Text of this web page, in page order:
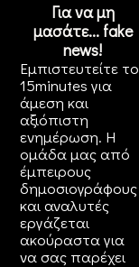
Για να μη
μασάτε... fake
news!
Εμπιστευτείτε το
15minutes για
άμεση και
αξιόπιστη
ενημέρωση. Η
ομάδα μας από
έμπειρους
δημοσιογράφους
και αναλυτές
εργάζεται
ακούραστα για
να σας παρέχει